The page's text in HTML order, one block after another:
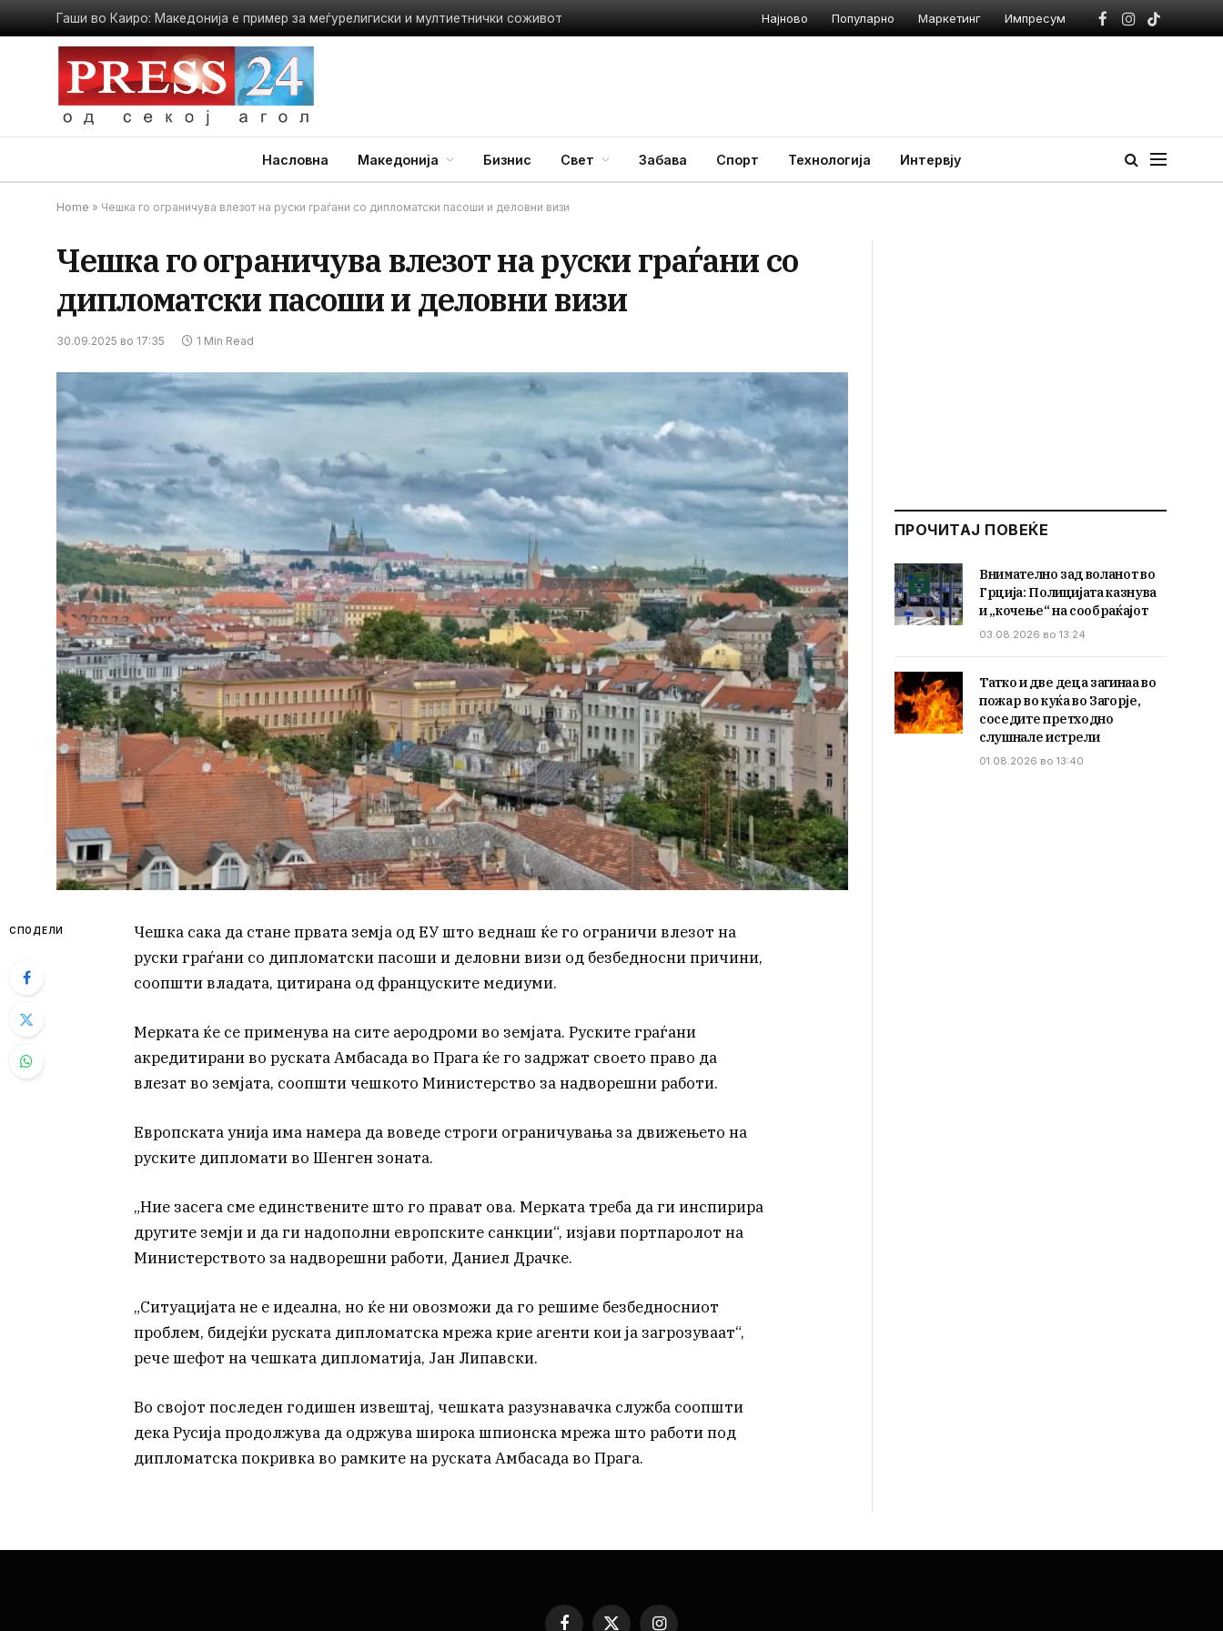
Гаши во Каиро: Македонија е пример за меѓурелигиски и мултиетнички соживот Најново Популарно Маркетинг Импресум
Facebook
Instagram
TikTok
Насловна Македонија Бизнис Свет Забава Спорт Технологија Интервју
Home » Чешка го ограничува влезот на руски граѓани со дипломатски пасоши и деловни визи
Чешка го ограничува влезот на руски граѓани со
дипломатски пасоши и деловни визи
30.09.2025 во 17:35 1 Min Read
СПОДЕЛИ
Чешка сака да стане првата земја од ЕУ што веднаш ќе го ограничи влезот на
руски граѓани со дипломатски пасоши и деловни визи од безбедносни причини,
соопшти владата, цитирана од француските медиуми.
Мерката ќе се применува на сите аеродроми во земјата. Руските граѓани
акредитирани во руската Амбасада во Прага ќе го задржат своето право да
влезат во земјата, соопшти чешкото Министерство за надворешни работи.
Европската унија има намера да воведе строги ограничувања за движењето на
руските дипломати во Шенген зоната.
„Ние засега сме единствените што го прават ова. Мерката треба да ги инспирира
другите земји и да ги надополни европските санкции“, изјави портпаролот на
Министерството за надворешни работи, Даниел Драчке.
„Ситуацијата не е идеална, но ќе ни овозможи да го решиме безбедносниот
проблем, бидејќи руската дипломатска мрежа крие агенти кои ја загрозуваат“,
рече шефот на чешката дипломатија, Јан Липавски.
Во својот последен годишен извештај, чешката разузнавачка служба соопшти
дека Русија продолжува да одржува широка шпионска мрежа што работи под
дипломатска покривка во рамките на руската Амбасада во Прага.
ПРОЧИТАЈ ПОВЕЌЕ
Внимателно зад воланот во
Грција: Полицијата казнува
и „кочење“ на сообраќајот
03.08.2026 во 13:24
Татко и две деца загинаа во
пожар во куќа во Загорје,
соседите претходно
слушнале истрели
01.08.2026 во 13:40